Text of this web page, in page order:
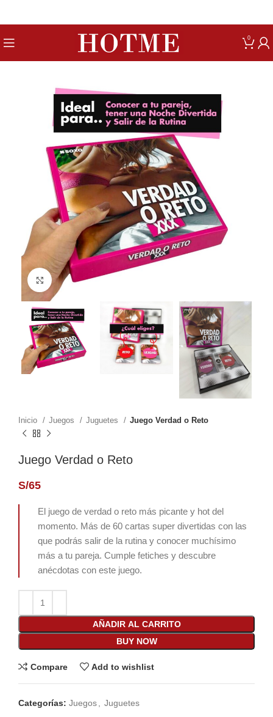
0
Click to enlarge
Inicio Juegos Juguetes Juego Verdad o Reto
Juego Verdad o Reto
S/65
El juego de verdad o reto más picante y hot del
momento. Más de 60 cartas super divertidas con las
que podrás salir de la rutina y conocer muchísimo
más a tu pareja. Cumple fetiches y descubre
anécdotas con este juego.
AÑADIR AL CARRITO
BUY NOW
Compare Add to wishlist
Categorías: Juegos
Juguetes